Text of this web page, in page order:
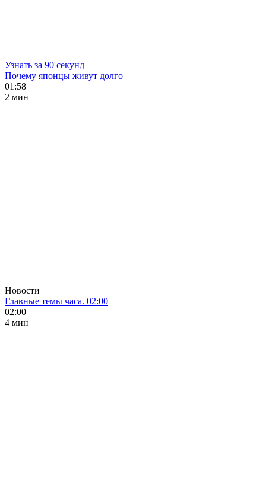
Узнать за 90 секунд
Почему японцы живут долго
01:58
2 мин
Новости
Главные темы часа. 02:00
02:00
4 мин